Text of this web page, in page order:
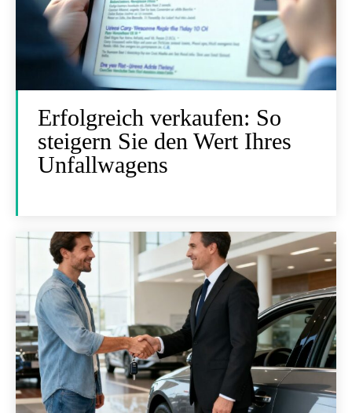
Erfolgreich verkaufen: So
steigern Sie den Wert Ihres
Unfallwagens